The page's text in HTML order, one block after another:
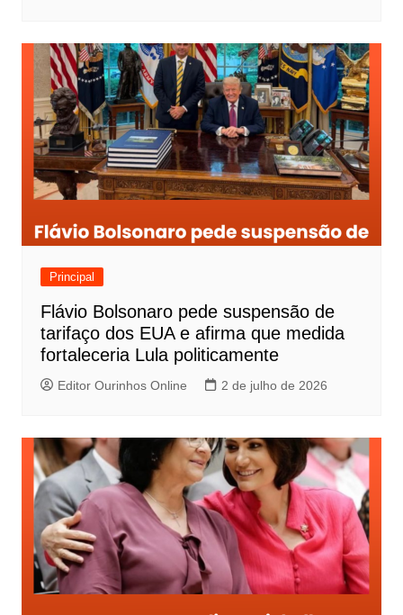
Principal
Flávio Bolsonaro pede suspensão de
tarifaço dos EUA e afirma que medida
fortaleceria Lula politicamente
Editor Ourinhos Online 2 de julho de 2026